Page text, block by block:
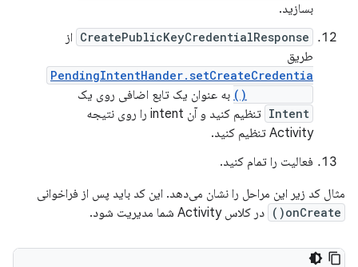
بسازید.
CreatePublicKeyCredentialResponse از
طریق
PendingIntentHander.setCreateCredentia
به عنوان یک تابع اضافی روی یک
Intent
تنظیم کنید و آن intent را روی نتیجه
Activity تنظیم کنید.
فعالیت را تمام کنید.
مثال کد زیر این مراحل را نشان می‌دهد. این کد باید پس از فراخوانی
onCreate() در کلاس Activity شما مدیریت شود.